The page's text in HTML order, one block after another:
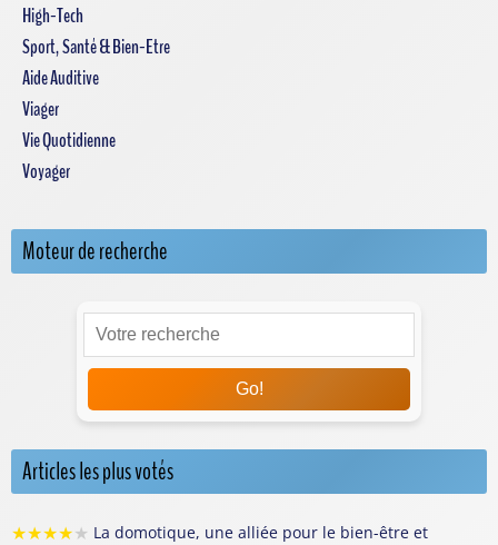
High-Tech
Sport, Santé & Bien-Etre
Aide Auditive
Viager
Vie Quotidienne
Voyager
Moteur de recherche
Go!
Articles les plus votés
★★★★★ La domotique, une alliée pour le bien-être et